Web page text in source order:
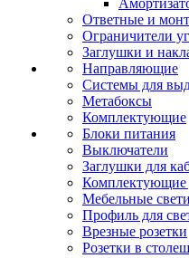
Ответные и
Ограничители
Заглушки и
Направляющие
Системы для
Метабоксы
Комплектующие
Блоки питания
Выключатели
Заглушки для
Комплектующие
Мебельные
Профиль для
Врезные розетки
Розетки в